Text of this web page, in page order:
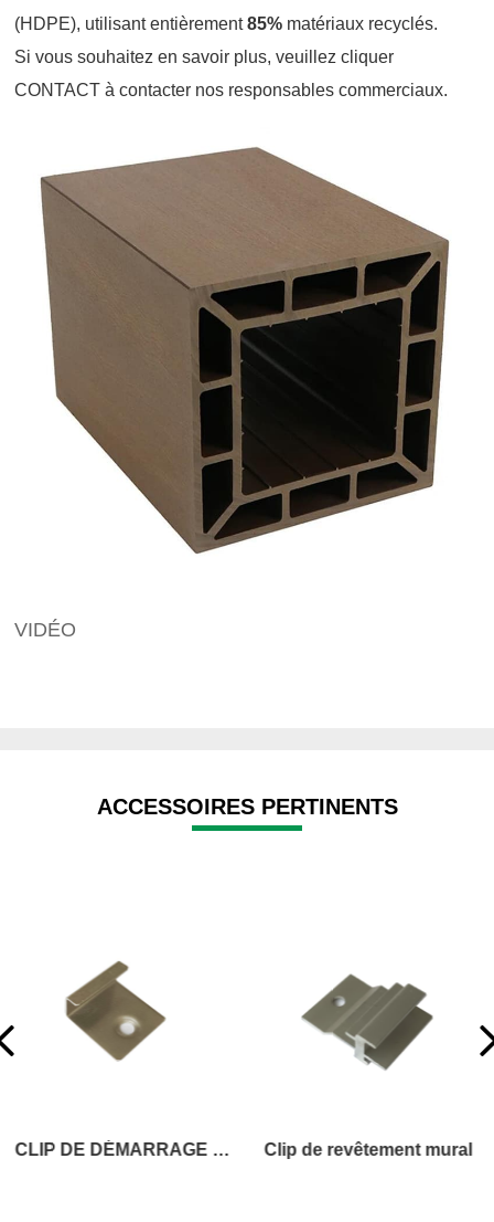
(HDPE), utilisant entièrement85% matériaux recyclés.
Si vous souhaitez en savoir plus, veuillez cliquer
CONTACT à contacter nos responsables commerciaux.
VIDÉO
ACCESSOIRES PERTINENTS
CLIP DE DÉMARRAGE DE PONT Clip de revêtement mural